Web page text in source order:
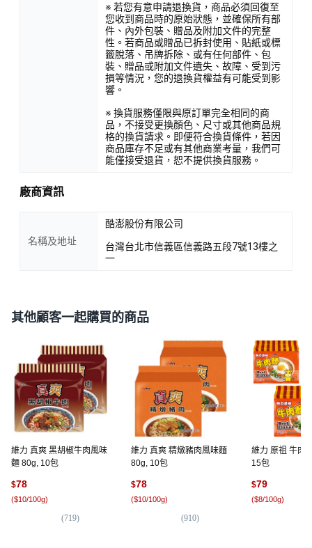
※ 若您有意申請退換貨，商品必須回復至
您收到商品時的原始狀態，並確保所有部
件、內外包裝、贈品及附加文件的完整
性。若商品或贈品已拆封使用、貼紙或標
籤脫落、吊牌拆除、或有任何部件、包
裝、贈品或附加文件遺失、故障、受到污
損等情況，您的退換貨權益有可能受到影
響。
※ 換貨服務僅限與原訂單完全相同的商
品，不接受更換顏色、尺寸或其他商品規
格的換貨請求。即便符合換貨條件，若因
商品庫存不足或有其他商業考量，我們可
能僅接受退貨，恕不提供換貨服務。
廠商資訊
名稱及地址
酷澎股份有限公司
台灣台北市信義區信義路五段7號13樓之
一
其他顧客一起購買的商品
維力 真爽 黑胡椒牛肉風味
麵 80g, 10包
$78
($10/100g)
(719)
維力 真爽 精燉豬肉風味麵
80g, 10包
$78
($10/100g)
(910)
維力 原祖 牛肉
15包
$79
($8/100g)